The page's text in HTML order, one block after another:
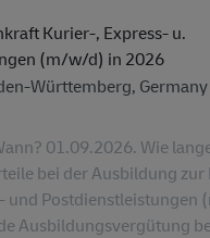
Kurier-, Express- u.
(m/w/d) in 2026
Württemberg, Germany
01.09.2026. Wie
bei der Ausbildung
und Postdienstleistungen
Ausbildungsvergütung